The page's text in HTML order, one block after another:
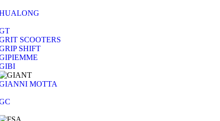
SCOOTERS
SHIFT
MOTTA